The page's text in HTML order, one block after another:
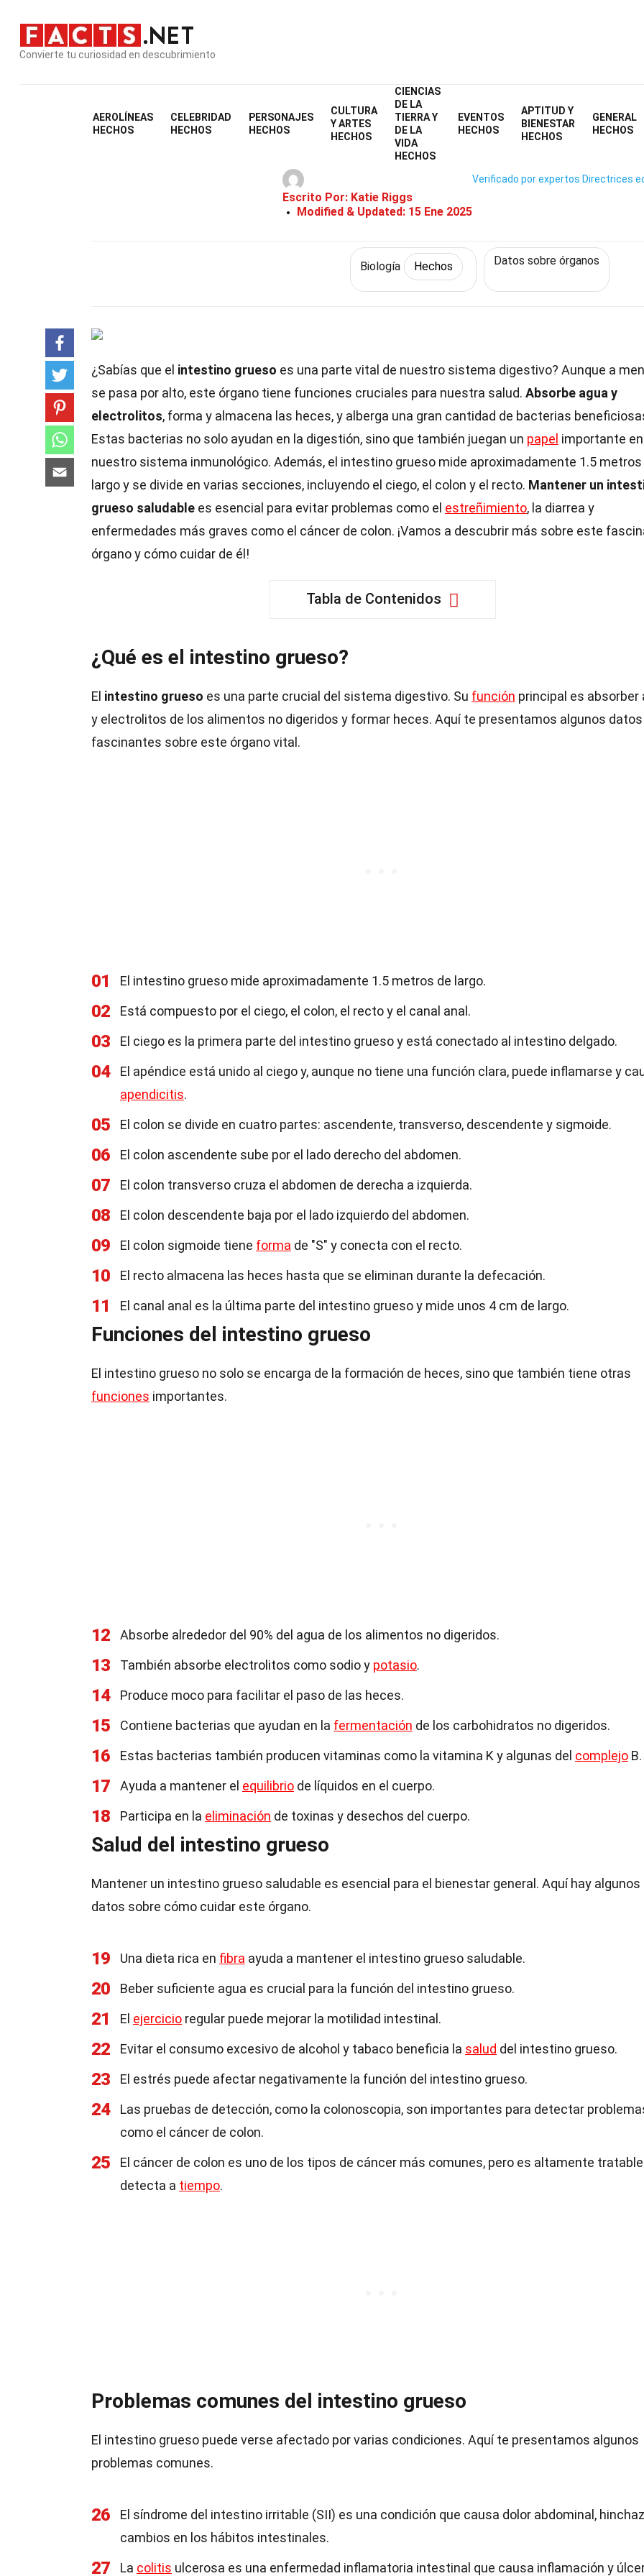
Convierte tu curiosidad en descubrimiento
AEROLÍNEAS
HECHOS
CELEBRIDAD
HECHOS
PERSONAJES
HECHOS
CULTURA
Y ARTES
HECHOS
CIENCIAS
DE LA
TIERRA Y
DE LA
VIDA
HECHOS
EVENTOS
HECHOS
APTITUD Y
BIENESTAR
HECHOS
GENERAL
HECHOS
Home Ciencia
34 Hechos Sobre Intestino
Escrito Por: Katie Riggs
Modified & Updated: 15 Ene 2025
Verificado por expertos Directrices
Biología Hechos Datos sobre órganos
¿Sabías que el intestino grueso es una parte vital de nuestro sistema digestivo? Aunque a
se pasa por alto, este órgano tiene funciones cruciales para nuestra salud. Absorbe agua y
electrolitos, forma y almacena las heces, y alberga una gran cantidad de bacterias
Estas bacterias no solo ayudan en la digestión, sino que también juegan un papel importante en
nuestro sistema inmunológico. Además, el intestino grueso mide aproximadamente 1.5 metros
largo y se divide en varias secciones, incluyendo el ciego, el colon y el recto. Mantener un
grueso saludable es esencial para evitar problemas como el estreñimiento, la diarrea y
enfermedades más graves como el cáncer de colon. ¡Vamos a descubrir más sobre este
órgano y cómo cuidar de él!
Tabla de Contenidos
¿Qué es el intestino grueso?
El intestino grueso es una parte crucial del sistema digestivo. Su función principal es absorber
y electrolitos de los alimentos no digeridos y formar heces. Aquí te presentamos algunos datos
fascinantes sobre este órgano vital.
01 El intestino grueso mide aproximadamente 1.5 metros de largo.
02 Está compuesto por el ciego, el colon, el recto y el canal anal.
03 El ciego es la primera parte del intestino grueso y está conectado al intestino delgado.
04
El apéndice está unido al ciego y, aunque no tiene una función clara, puede inflamarse y
apendicitis.
05 El colon se divide en cuatro partes: ascendente, transverso, descendente y sigmoide.
06 El colon ascendente sube por el lado derecho del abdomen.
07 El colon transverso cruza el abdomen de derecha a izquierda.
08 El colon descendente baja por el lado izquierdo del abdomen.
09 El colon sigmoide tiene forma de "S" y conecta con el recto.
10 El recto almacena las heces hasta que se eliminan durante la defecación.
11 El canal anal es la última parte del intestino grueso y mide unos 4 cm de largo.
Funciones del intestino grueso
El intestino grueso no solo se encarga de la formación de heces, sino que también tiene otras
funciones importantes.
12 Absorbe alrededor del 90% del agua de los alimentos no digeridos.
13 También absorbe electrolitos como sodio y potasio.
14 Produce moco para facilitar el paso de las heces.
15 Contiene bacterias que ayudan en la fermentación de los carbohidratos no digeridos.
16 Estas bacterias también producen vitaminas como la vitamina K y algunas del complejo B.
17 Ayuda a mantener el equilibrio de líquidos en el cuerpo.
18 Participa en la eliminación de toxinas y desechos del cuerpo.
Salud del intestino grueso
Mantener un intestino grueso saludable es esencial para el bienestar general. Aquí hay algunos
datos sobre cómo cuidar este órgano.
19 Una dieta rica en fibra ayuda a mantener el intestino grueso saludable.
20 Beber suficiente agua es crucial para la función del intestino grueso.
21 El ejercicio regular puede mejorar la motilidad intestinal.
22 Evitar el consumo excesivo de alcohol y tabaco beneficia la salud del intestino grueso.
23 El estrés puede afectar negativamente la función del intestino grueso.
24
Las pruebas de detección, como la colonoscopia, son importantes para detectar
como el cáncer de colon.
25
El cáncer de colon es uno de los tipos de cáncer más comunes, pero es altamente
detecta a tiempo.
Problemas comunes del intestino grueso
El intestino grueso puede verse afectado por varias condiciones. Aquí te presentamos algunos
problemas comunes.
26
El síndrome del intestino irritable (SII) es una condición que causa dolor abdominal,
cambios en los hábitos intestinales.
27 La colitis ulcerosa es una enfermedad inflamatoria intestinal que causa inflamación y